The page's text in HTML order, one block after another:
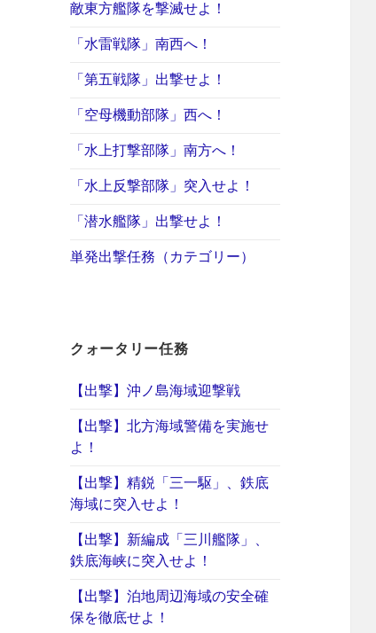
敵東方艦隊を撃滅せよ！
「水雷戦隊」南西へ！
「第五戦隊」出撃せよ！
「空母機動部隊」西へ！
「水上打撃部隊」南方へ！
「水上反撃部隊」突入せよ！
「潜水艦隊」出撃せよ！
単発出撃任務（カテゴリー）
クォータリー任務
【出撃】沖ノ島海域迎撃戦
【出撃】北方海域警備を実施せ
よ！
【出撃】精鋭「三一駆」、鉄底
海域に突入せよ！
【出撃】新編成「三川艦隊」、
鉄底海峡に突入せよ！
【出撃】泊地周辺海域の安全確
保を徹底せよ！